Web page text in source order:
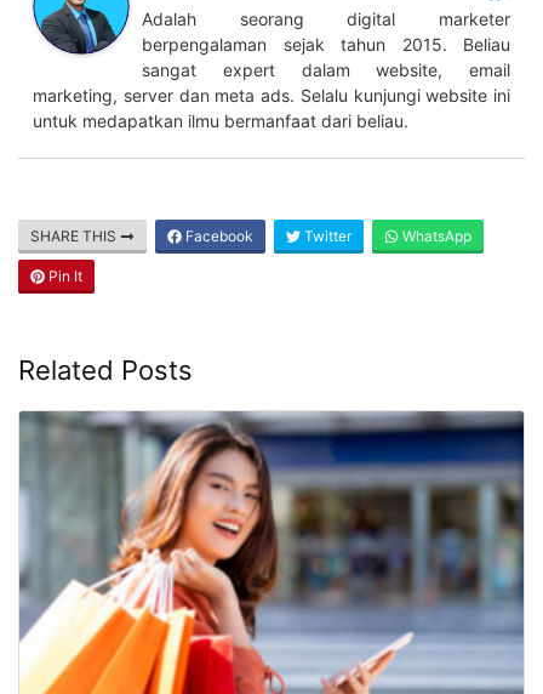
Adalah seorang digital marketer
berpengalaman sejak tahun 2015. Beliau
sangat expert dalam website, email
marketing, server dan meta ads. Selalu kunjungi website ini
untuk medapatkan ilmu bermanfaat dari beliau.
SHARE THIS Facebook Twitter WhatsApp
Pin It
Related Posts